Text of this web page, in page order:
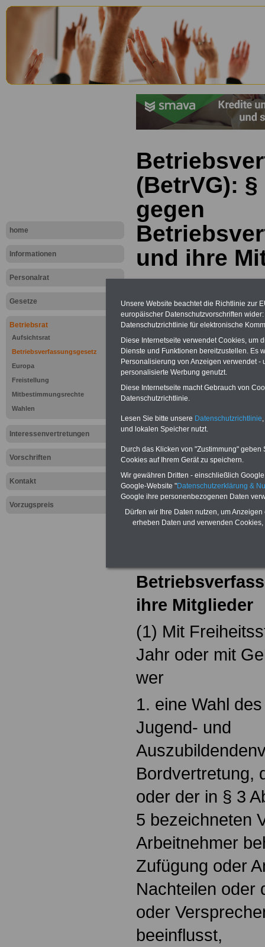
home
Informationen
Personalrat
Gesetze
Betriebsrat
Aufsichtsrat
Betriebsverfassungsgesetz
Europa
Freistellung
Mitbestimmungsrechte
Wahlen
Interessenvertretungen
Vorschriften
Kontakt
Vorzugspreis
(BetrVG):
gegen
und ihre
Zur Übersicht
(Betr)VG
ihre Mitglieder
(1) Mit
Jahr oder mit
wer
1. eine Wahl
Jugend- und
Bordvertretung,
oder der in § 3
5 bezeichneten
Arbeitnehmer
Zufügung oder
Nachteilen oder
oder
beeinflusst,
Unsere Website beachtet die Richtlinie zur
europäischer Datenschutzvorschriften
Datenschutzrichtlinie für elektronische
Diese Internetseite verwendet Cookies, um
Dienste und Funktionen bereitzustellen. Es
Personalisierung von Anzeigen verwendet
personalisierte Werbung genutzt.
Diese Internetseite macht Gebrauch von
Datenschutzrichtlinie.
Lesen Sie bitte unsere Datenschutzrichtlinie
und lokalen Speicher nutzt.
Durch das Klicken von "Zustimmung"
Cookies auf Ihrem Gerät zu speichern.
Wir gewähren Dritten - einschließlich
Google-Website "Datenschutzerklärung &
Google ihre personenbezogenen Daten
Dürfen wir Ihre Daten nutzen, um
erheben Daten und verwenden